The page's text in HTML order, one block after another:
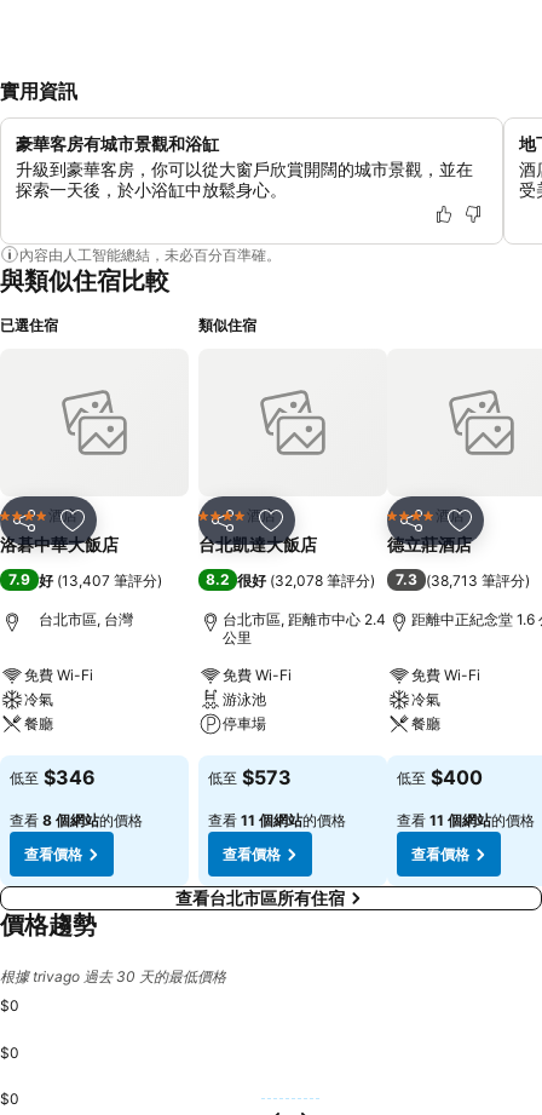
實用資訊
豪華客房有城市景觀和浴缸
升級到豪華客房，你可以從大窗戶欣賞開闊的城市景觀，並在
探索一天後，於小浴缸中放鬆身心。
地
酒
受
內容由人工智能總結，未必百分百準確。
與類似住宿比較
已選住宿
分享 放到收藏夾
4 星級 酒店
洛碁中華大飯店
7.9 好 (13,407 筆評分)
台北市區, 台灣
免費 Wi-Fi
冷氣
餐廳
查看價格
低至 $346
查看 8 個網站的價格
查看價格
類似住宿
分享 放到收藏夾
4 星級 酒店
台北凱達大飯店
8.2 很好 (32,078 筆評分)
台北市區, 距離市中心 2.4
公里
免費 Wi-Fi
游泳池
停車場
查看價格
低至 $573
查看 11 個網站的價格
查看價格
分享 放到收藏
4 星級 酒店
德立莊酒店
7.3 (38,713 筆評分)
距離中正紀念堂 1.6
免費 Wi-Fi
冷氣
餐廳
查看價格
低至 $400
查看 11 個網站的價格
查看價格
查看台北市區所有住宿
價格趨勢
根據 trivago 過去 30 天的最低價格
$0
$0
$0